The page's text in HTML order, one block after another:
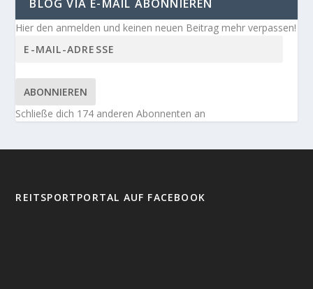
BLOG VIA E-MAIL ABONNIEREN
Hier den anmelden und keinen neuen Beitrag mehr verpassen!
ABONNIEREN
Schließe dich 174 anderen Abonnenten an
REITSPORTPORTAL AUF FACEBOOK